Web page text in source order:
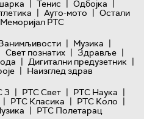
| Тенис | Одбојка |
| Ауто-мото | Остали
Меморијал РТС
| Музика |
Свет познатих | Здравље |
| Дигитални предузетник |
| Наизглед здрав
3 | РТС Свет | РТС Наука |
| РТС Класика | РТС Коло |
| РТС Полетарац